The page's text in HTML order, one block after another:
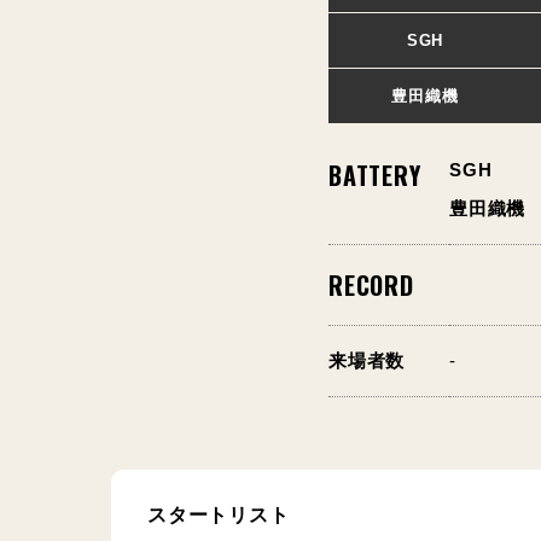
SGH
豊田織機
BATTERY
SGH
豊田織機
RECORD
来場者数 -
スタートリスト